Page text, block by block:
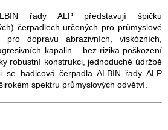
c
o
n
t
r
o
l
řady ALP představují špičku
čerpadlech určených pro průmyslové
dopravu abrazivních, viskózních,
kapalin – bez rizika poškození
robustní konstrukci, jednoduché údržbě
se hadicová čerpadla ALBIN řady ALP
spektru průmyslových odvětví.